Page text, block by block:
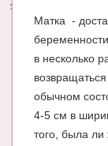
МАМИНА
Мамина
Матка -
в несколько
обычном
4-5 см в
того, была